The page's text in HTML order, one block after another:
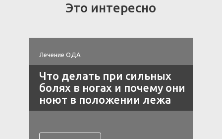
Это интересно
Лечение ОДА
Что делать при сильных
болях в ногах и почему они
ноют в положении лежа